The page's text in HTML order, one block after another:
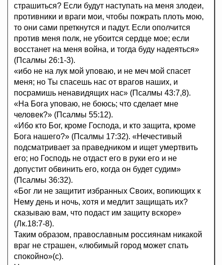
страшиться? Если будут наступать на меня злодеи,
противники и враги мои, чтобы пожрать плоть мою,
то они сами преткнутся и падут. Если ополчится
против меня полк, не убоится сердце мое; если
восстанет на меня война, и тогда буду надеяться»
(Псалмы 26:1-3).
«ибо не на лук мой уповаю, и не меч мой спасет
меня; но Ты спасешь нас от врагов наших, и
посрамишь ненавидящих нас» (Псалмы 43:7,8).
«На Бога уповаю, не боюсь; что сделает мне
человек?» (Псалмы 55:12).
«Ибо кто Бог, кроме Господа, и кто защита, кроме
Бога нашего?» (Псалмы 17:32). «Нечестивый
подсматривает за праведником и ищет умертвить
его; но Господь не отдаст его в руки его и не
допустит обвинить его, когда он будет судим»
(Псалмы 36:32).
«Бог ли не защитит избранных Своих, вопиющих к
Нему день и ночь, хотя и медлит защищать их?
сказываю вам, что подаст им защиту вскоре»
(Лк.18:7-8).
Таким образом, православным россиянам никакой
враг не страшен, «любимый город может спать
спокойно»(с).